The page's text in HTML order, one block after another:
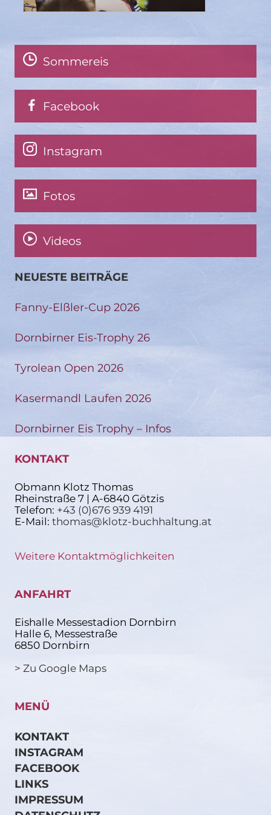
Sommereis
Facebook
Instagram
Fotos
Videos
NEUESTE BEITRÄGE
Fanny-Elßler-Cup 2026
Dornbirner Eis-Trophy 26
Tyrolean Open 2026
Kasermandl Laufen 2026
Dornbirner Eis Trophy – Infos
KONTAKT
Obmann Klotz Thomas
Rheinstraße 7 | A-6840 Götzis
Telefon: +43 (0)676 939 4191
E-Mail: thomas@klotz-buchhaltung.at
Weitere Kontaktmöglichkeiten
ANFAHRT
Eishalle Messestadion Dornbirn
Halle 6, Messestraße
6850 Dornbirn
> Zu Google Maps
MENÜ
KONTAKT
INSTAGRAM
FACEBOOK
LINKS
IMPRESSUM